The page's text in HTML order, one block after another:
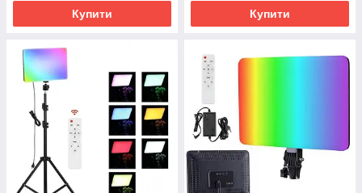
Купити Купити